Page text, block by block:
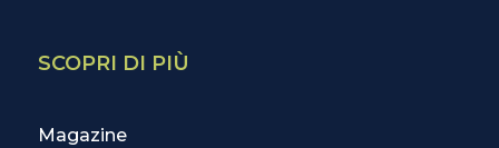
SCOPRI DI PIÙ
Magazine